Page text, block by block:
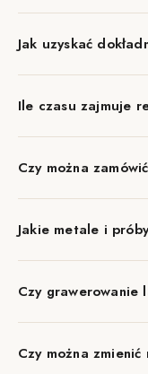
Jak uzyskać
Ile czasu zajmuje
Czy można
Jakie metale i
Czy grawerowanie
Czy można